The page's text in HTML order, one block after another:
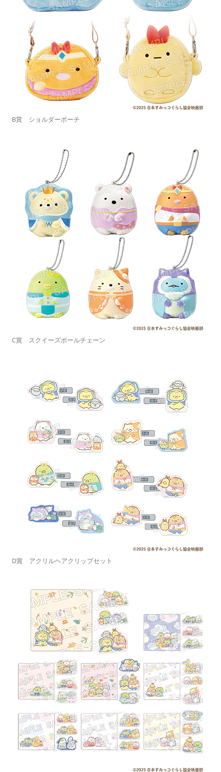
B賞 ショルダーポーチ
C賞 スクイーズボールチェーン
D賞 アクリルヘアクリップセット